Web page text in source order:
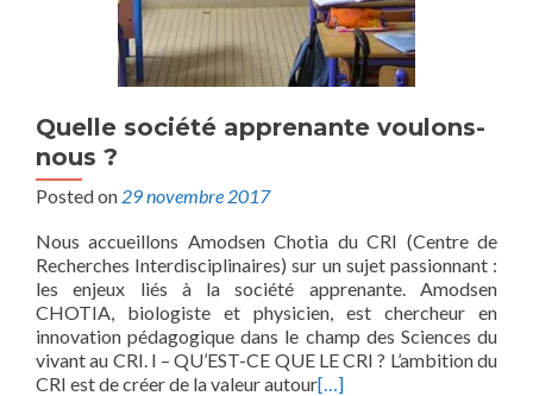
Quelle société apprenante voulons-
nous ?
Posted on 29 novembre 2017
Nous accueillons Amodsen Chotia du CRI (Centre de
Recherches Interdisciplinaires) sur un sujet passionnant :
les enjeux liés à la société apprenante. Amodsen
CHOTIA, biologiste et physicien, est chercheur en
innovation pédagogique dans le champ des Sciences du
vivant au CRI. I – QU’EST-CE QUE LE CRI ? L’ambition du
CRI est de créer de la valeur autour[…]